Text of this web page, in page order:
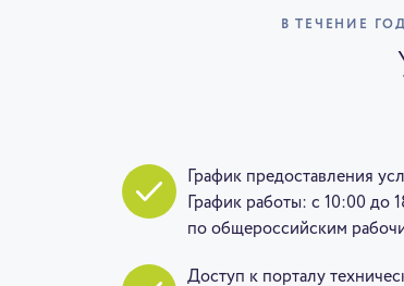
В ТЕЧЕНИЕ
График предоставления
График работы: с 10:00 до
по общероссийским
Доступ к порталу